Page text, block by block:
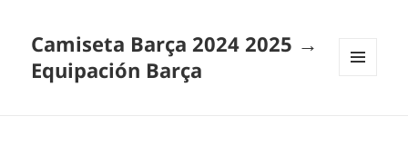
Camiseta Barça 2024 2025 →
Equipación Barça